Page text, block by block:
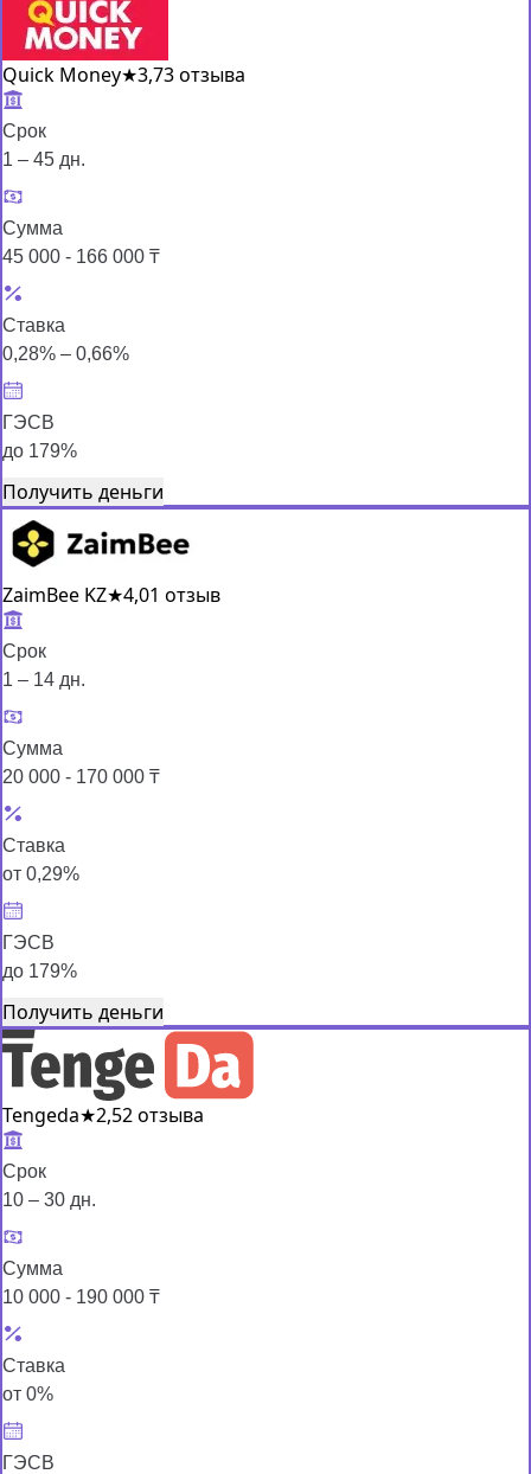
Quick Money★3,73 отзыва
Срок
1 – 45 дн.
Сумма
45 000 - 166 000 ₸
Ставка
0,28% – 0,66%
ГЭСВ
до 179%
Получить деньги
ZaimBee KZ★4,01 отзыв
Срок
1 – 14 дн.
Сумма
20 000 - 170 000 ₸
Ставка
от 0,29%
ГЭСВ
до 179%
Получить деньги
Tengeda★2,52 отзыва
Срок
10 – 30 дн.
Сумма
10 000 - 190 000 ₸
Ставка
от 0%
ГЭСВ